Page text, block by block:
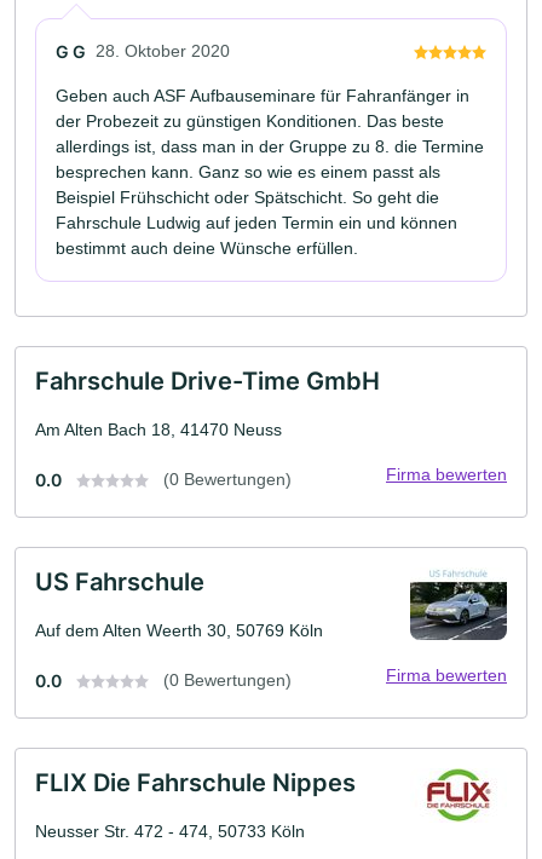
G G 28. Oktober 2020
Geben auch ASF Aufbauseminare für Fahranfänger in
der Probezeit zu günstigen Konditionen. Das beste
allerdings ist, dass man in der Gruppe zu 8. die Termine
besprechen kann. Ganz so wie es einem passt als
Beispiel Frühschicht oder Spätschicht. So geht die
Fahrschule Ludwig auf jeden Termin ein und können
bestimmt auch deine Wünsche erfüllen.
Fahrschule Drive-Time GmbH
Am Alten Bach 18, 41470 Neuss
0.0 (0 Bewertungen) Firma bewerten
US Fahrschule
Auf dem Alten Weerth 30, 50769 Köln
0.0 (0 Bewertungen) Firma bewerten
FLIX Die Fahrschule Nippes
Neusser Str. 472 - 474, 50733 Köln